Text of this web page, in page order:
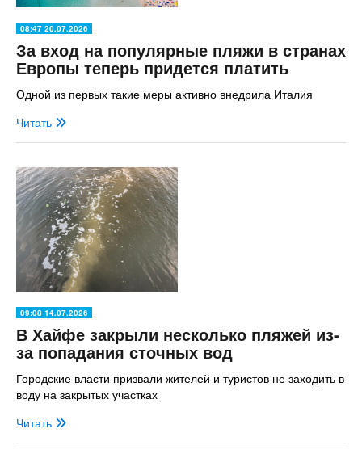
08:47 20.07.2026
За вход на популярные пляжи в странах
Европы теперь придется платить
Одной из первых такие меры активно внедрила Италия
Читать
09:08 14.07.2026
В Хайфе закрыли несколько пляжей из-
за попадания сточных вод
Городские власти призвали жителей и туристов не заходить в
воду на закрытых участках
Читать